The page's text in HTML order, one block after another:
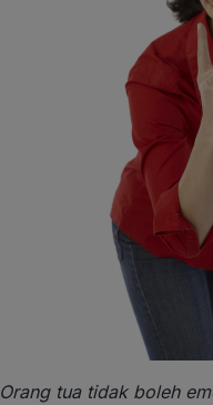
Orang tua tidak boleh